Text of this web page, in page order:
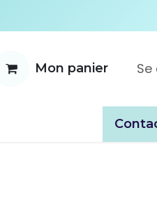
Mon panier